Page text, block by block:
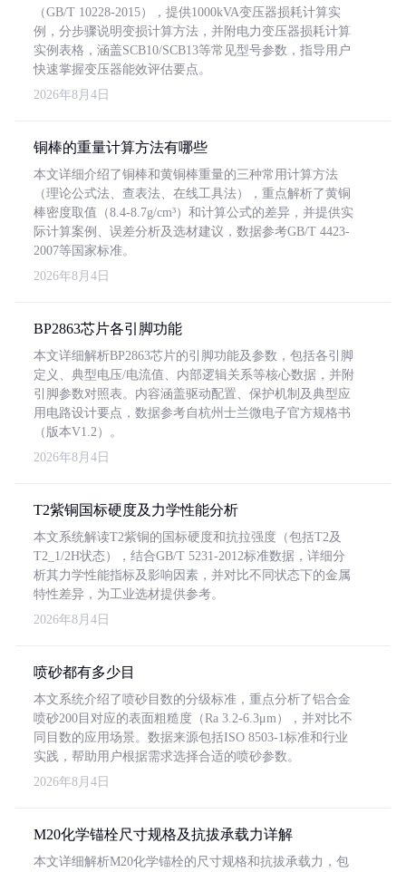
（GB/T 10228-2015），提供1000kVA变压器损耗计算实
例，分步骤说明变损计算方法，并附电力变压器损耗计算
实例表格，涵盖SCB10/SCB13等常见型号参数，指导用户
快速掌握变压器能效评估要点。
2026年8月4日
铜棒的重量计算方法有哪些
本文详细介绍了铜棒和黄铜棒重量的三种常用计算方法
（理论公式法、查表法、在线工具法），重点解析了黄铜
棒密度取值（8.4-8.7g/cm³）和计算公式的差异，并提供实
际计算案例、误差分析及选材建议，数据参考GB/T 4423-
2007等国家标准。
2026年8月4日
BP2863芯片各引脚功能
本文详细解析BP2863芯片的引脚功能及参数，包括各引脚
定义、典型电压/电流值、内部逻辑关系等核心数据，并附
引脚参数对照表。内容涵盖驱动配置、保护机制及典型应
用电路设计要点，数据参考自杭州士兰微电子官方规格书
（版本V1.2）。
2026年8月4日
T2紫铜国标硬度及力学性能分析
本文系统解读T2紫铜的国标硬度和抗拉强度（包括T2及
T2_1/2H状态），结合GB/T 5231-2012标准数据，详细分
析其力学性能指标及影响因素，并对比不同状态下的金属
特性差异，为工业选材提供参考。
2026年8月4日
喷砂都有多少目
本文系统介绍了喷砂目数的分级标准，重点分析了铝合金
喷砂200目对应的表面粗糙度（Ra 3.2-6.3μm），并对比不
同目数的应用场景。数据来源包括ISO 8503-1标准和行业
实践，帮助用户根据需求选择合适的喷砂参数。
2026年8月4日
M20化学锚栓尺寸规格及抗拔承载力详解
本文详细解析M20化学锚栓的尺寸规格和抗拔承载力，包